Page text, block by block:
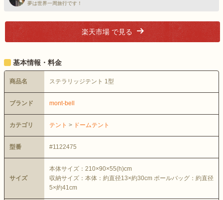
夢は世界一周旅行です！
楽天市場 で見る
基本情報・料金
商品名 ステラリッジテント 1型
ブランド mont-bell
カテゴリ テント > ドームテント
型番 #1122475
サイズ
本体サイズ：210×90×55(h)cm
収納サイズ：本体：約直径13×約30cm ポールバッグ：約直径
5×約41cm